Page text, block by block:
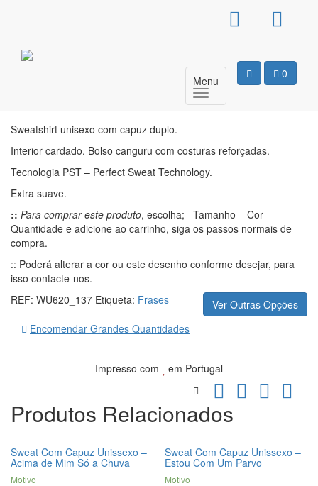
0
Menu
Sweat Com Capuz
Unissexo – Personality
Sweatshirt unisexo com capuz duplo.
Interior cardado. Bolso canguru com costuras reforçadas.
Tecnologia PST – Perfect Sweat Technology.
Extra suave.
:: Para comprar este produto, escolha; -Tamanho – Cor –
Quantidade e adicione ao carrinho, siga os passos normais de
compra.
:: Poderá alterar a cor ou este desenho conforme desejar, para
isso contacte-nos.
Ver Outras Opções
REF: WU620_137 Etiqueta: Frases
Encomendar Grandes Quantidades
Impresso com em Portugal
Produtos Relacionados
Sweat Com Capuz Unissexo –
Acima de Mim Só a Chuva
Motivo
Sweat Com Capuz Unissexo –
Estou Com Um Parvo
Motivo